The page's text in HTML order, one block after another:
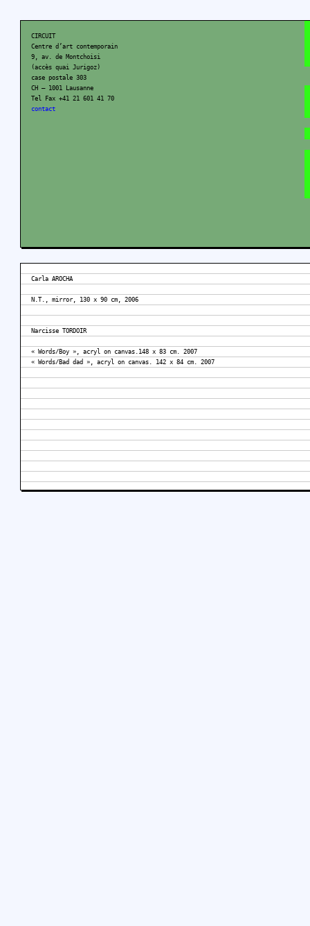
CIRCUIT
Centre d’art contemporain
9, av. de Montchoisi
(accès quai Jurigoz)
case postale 303
CH – 1001 Lausanne
Tel Fax +41 21 601 41 70
contact
Carla AROCHA
N.T., mirror, 130 x 90 cm, 2006
Narcisse TORDOIR
« Words/Boy », acryl on canvas.148 x 83 cm. 2007
« Words/Bad dad », acryl on canvas. 142 x 84 cm. 2007